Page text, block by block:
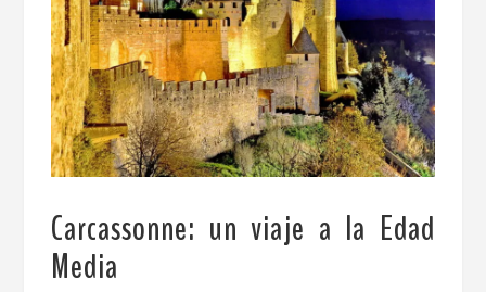
Carcassonne: un viaje a la Edad
Media